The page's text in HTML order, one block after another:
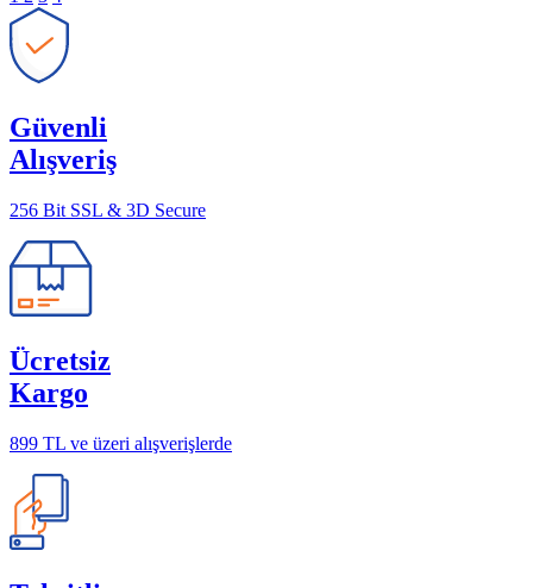
Güvenli
Alışveriş
256 Bit SSL & 3D Secure
Ücretsiz
Kargo
899 TL ve üzeri alışverişlerde